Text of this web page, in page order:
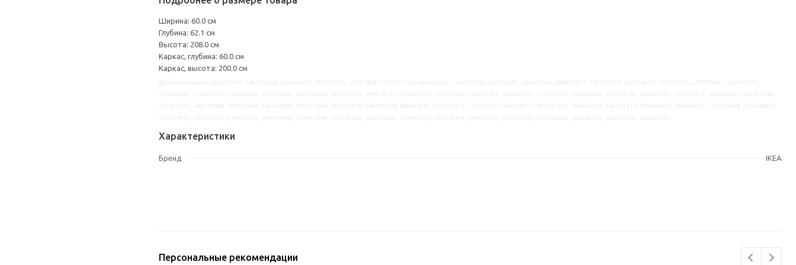
Ширина: 60.0 см
Глубина: 62.1 см
Высота: 208.0 см
Каркас, глубина: 60.0 см
Каркас, высота: 200.0 см
Характеристики
Бренд IKEA
Персональные рекомендации